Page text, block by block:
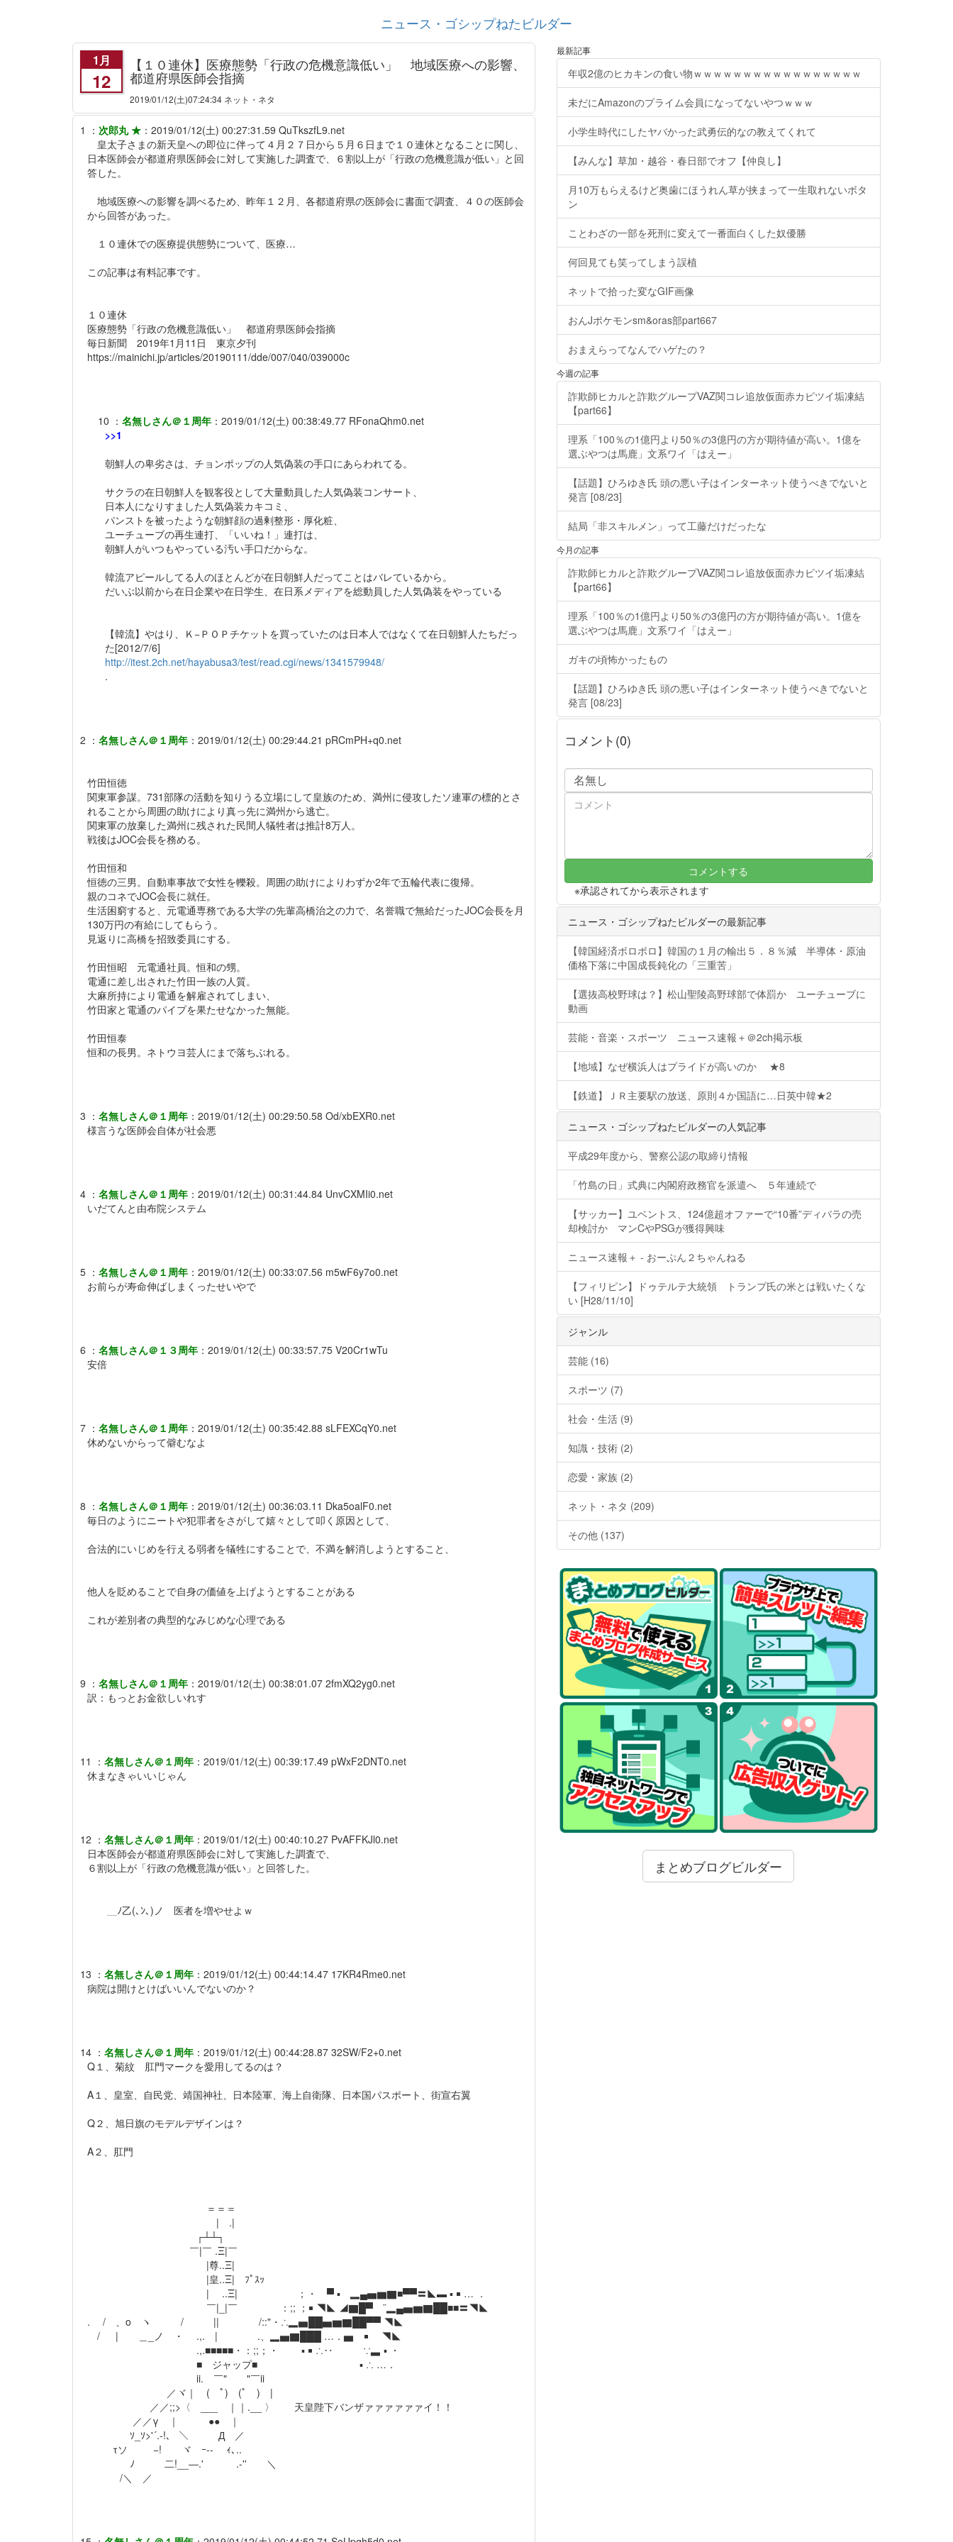
ニュース・ゴシップねたビルダー
1月
12
【１０連休】医療態勢「行政の危機意識低い」 地域医療への影響、
都道府県医師会指摘
2019/01/12(土)07:24:34 ネット・ネタ
1 ： 次郎丸 ★ ： 2019/01/12(土) 00:27:31.59 QuTkszfL9.net
皇太子さまの新天皇への即位に伴って４月２７日から５月６日まで１０連休となることに関し、
日本医師会が都道府県医師会に対して実施した調査で、６割以上が「行政の危機意識が低い」と回
答した。
地域医療への影響を調べるため、昨年１２月、各都道府県の医師会に書面で調査、４０の医師会
から回答があった。
１０連休での医療提供態勢について、医療…
この記事は有料記事です。
１０連休
医療態勢「行政の危機意識低い」 都道府県医師会指摘
毎日新聞 2019年1月11日 東京夕刊
https://mainichi.jp/articles/20190111/dde/007/040/039000c
10 ： 名無しさん＠１周年 ： 2019/01/12(土) 00:38:49.77 RFonaQhm0.net
>>1
朝鮮人の卑劣さは、チョンポップの人気偽装の手口にあらわれてる。
サクラの在日朝鮮人を観客役として大量動員した人気偽装コンサート、
日本人になりすました人気偽装カキコミ、
パンストを被ったような朝鮮顔の過剰整形・厚化粧、
ユーチューブの再生連打、「いいね！」連打は、
朝鮮人がいつもやっている汚い手口だからな。
韓流アピールしてる人のほとんどが在日朝鮮人だってことはバレているから。
だいぶ以前から在日企業や在日学生、在日系メディアを総動員した人気偽装をやっている
【韓流】やはり、Ｋ−ＰＯＰチケットを買っていたのは日本人ではなくて在日朝鮮人たちだっ
た[2012/7/6]
http://itest.2ch.net/hayabusa3/test/read.cgi/news/1341579948/
.
2 ： 名無しさん＠１周年 ： 2019/01/12(土) 00:29:44.21 pRCmPH+q0.net
竹田恒徳
関東軍参謀。731部隊の活動を知りうる立場にして皇族のため、満州に侵攻したソ連軍の標的とさ
れることから周囲の助けにより真っ先に満州から逃亡。
関東軍の放棄した満州に残された民間人犠牲者は推計8万人。
戦後はJOC会長を務める。
竹田恒和
恒徳の三男。自動車事故で女性を轢殺。周囲の助けによりわずか2年で五輪代表に復帰。
親のコネでJOC会長に就任。
生活困窮すると、元電通専務である大学の先輩高橋治之の力で、名誉職で無給だったJOC会長を月
130万円の有給にしてもらう。
見返りに高橋を招致委員にする。
竹田恒昭 元電通社員。恒和の甥。
電通に差し出された竹田一族の人質。
大麻所持により電通を解雇されてしまい、
竹田家と電通のパイプを果たせなかった無能。
竹田恒泰
恒和の長男。ネトウヨ芸人にまで落ちぶれる。
3 ： 名無しさん＠１周年 ： 2019/01/12(土) 00:29:50.58 Od/xbEXR0.net
様言うな医師会自体が社会悪
4 ： 名無しさん＠１周年 ： 2019/01/12(土) 00:31:44.84 UnvCXMIi0.net
いだてんと由布院システム
5 ： 名無しさん＠１周年 ： 2019/01/12(土) 00:33:07.56 m5wF6y7o0.net
お前らが寿命伸ばしまくったせいやで
6 ： 名無しさん＠１３周年 ： 2019/01/12(土) 00:33:57.75 V20Cr1wTu
安倍
7 ： 名無しさん＠１周年 ： 2019/01/12(土) 00:35:42.88 sLFEXCqY0.net
休めないからって僻むなよ
8 ： 名無しさん＠１周年 ： 2019/01/12(土) 00:36:03.11 Dka5oalF0.net
毎日のようにニートや犯罪者をさがして嬉々として叩く原因として、
合法的にいじめを行える弱者を犠牲にすることで、不満を解消しようとすること、
他人を貶めることで自身の価値を上げようとすることがある
これが差別者の典型的なみじめな心理である
9 ： 名無しさん＠１周年 ： 2019/01/12(土) 00:38:01.07 2fmXQ2yg0.net
訳：もっとお金欲しいれす
11 ： 名無しさん＠１周年 ： 2019/01/12(土) 00:39:17.49 pWxF2DNT0.net
休まなきゃいいじゃん
12 ： 名無しさん＠１周年 ： 2019/01/12(土) 00:40:10.27 PvAFFKJl0.net
日本医師会が都道府県医師会に対して実施した調査で、
６割以上が「行政の危機意識が低い」と回答した。
＿ﾉ乙(､ﾝ､)ノ 医者を増やせよｗ
13 ： 名無しさん＠１周年 ： 2019/01/12(土) 00:44:14.47 17KR4Rme0.net
病院は開けとけばいいんでないのか？
14 ： 名無しさん＠１周年 ： 2019/01/12(土) 00:44:28.87 32SW/F2+0.net
Q１、菊紋 肛門マークを愛用してるのは？
A１、皇室、自民党、靖国神社、日本陸軍、海上自衛隊、日本国パスポート、街宣右翼
Q２、旭日旗のモデルデザインは？
A２、肛門
＝＝＝
| .|
┌┴┴┐
￣|￣ .Ξ|￣
|尊..Ξ|
|皇..Ξ| ﾌﾟｽｯ
| ..Ξ| ；・ ▀ ▪ ▂▄▅▆▇■▀▀〓◣▬ ▪ ￭ … ．
￣|_|￣ ：;; ；￭ ◥◣ ◢▇█▀ ¨▂▄▅▆▇██■■〓◥◣
. / 、o ヽ / || /::"・∴▂▅██▅▆▇██▀▀ ◥◣
/ | ＿_ノ ・ .,. | .、▂▅▇███ …．▅ ￭ ◥◣
.,.■■■■■・：;;；・ ▪ ￭ ∴‥ ∵▃ ▪ ・
■ ジャップ■ ▪ ∴ …．
ii. ￣" "￣ii
／ヾ｜ ( ﾟ) (ﾟ ) |
／／;;>〈 ___ ｜｜.__ 〉 天皇陛下バンザァァァァァァイ！！
／／γ ｜ ●● ｜
ｿ_ｿ>'´.-!、 ＼ Д ／
τソ −! ヾ ｰ-‐ ｨ､..
ﾉ 二!__―.' .-'' ＼
/＼ ／
最新記事
年収2億のヒカキンの食い物ｗｗｗｗｗｗｗｗｗｗｗｗｗｗｗｗｗ
未だにAmazonのプライム会員になってないやつｗｗｗ
小学生時代にしたヤバかった武勇伝的なの教えてくれて
【みんな】草加・越谷・春日部でオフ【仲良し】
月10万もらえるけど奥歯にほうれん草が挟まって一生取れないボタ
ン
ことわざの一部を死刑に変えて一番面白くした奴優勝
何回見ても笑ってしまう誤植
ネットで拾った変なGIF画像
おんJポケモンsm&oras部part667
おまえらってなんでハゲたの？
今週の記事
詐欺師ヒカルと詐欺グループVAZ関コレ追放仮面赤カビツイ垢凍結
【part66】
理系「100％の1億円より50％の3億円の方が期待値が高い。1億を
選ぶやつは馬鹿」文系ワイ「はえー」
【話題】ひろゆき氏 頭の悪い子はインターネット使うべきでないと
発言 [08/23]
結局「非スキルメン」って工藤だけだったな
今月の記事
詐欺師ヒカルと詐欺グループVAZ関コレ追放仮面赤カビツイ垢凍結
【part66】
理系「100％の1億円より50％の3億円の方が期待値が高い。1億を
選ぶやつは馬鹿」文系ワイ「はえー」
ガキの頃怖かったもの
【話題】ひろゆき氏 頭の悪い子はインターネット使うべきでないと
発言 [08/23]
コメント(0)
※承認されてから表示されます
ニュース・ゴシップねたビルダーの最新記事
【韓国経済ボロボロ】韓国の１月の輸出５．８％減 半導体・原油
価格下落に中国成長鈍化の「三重苦」
【選抜高校野球は？】松山聖陵高野球部で体罰か ユーチューブに
動画
芸能・音楽・スポーツ ニュース速報＋＠2ch掲示板
【地域】なぜ横浜人はプライドが高いのか ★8
【鉄道】ＪＲ主要駅の放送、原則４か国語に…日英中韓★2
ニュース・ゴシップねたビルダーの人気記事
平成29年度から、警察公認の取締り情報
「竹島の日」式典に内閣府政務官を派遣へ ５年連続で
【サッカー】ユベントス、124億超オファーで“10番”ディバラの売
却検討か マンCやPSGが獲得興味
ニュース速報＋ - おーぷん２ちゃんねる
【フィリピン】ドゥテルテ大統領 トランプ氏の米とは戦いたくな
い [H28/11/10]
ジャンル
芸能 (16)
スポーツ (7)
社会・生活 (9)
知識・技術 (2)
恋愛・家族 (2)
ネット・ネタ (209)
その他 (137)
まとめブログビルダー